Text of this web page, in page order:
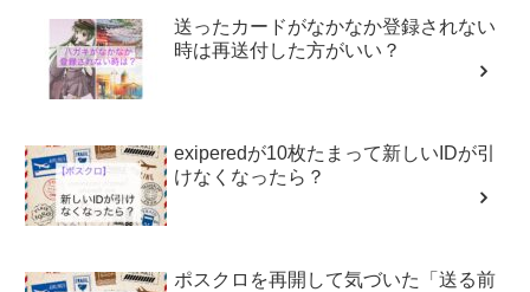
送ったカードがなかなか登録されない
時は再送付した方がいい？
exiperedが10枚たまって新しいIDが引
けなくなったら？
ポスクロを再開して気づいた「送る前